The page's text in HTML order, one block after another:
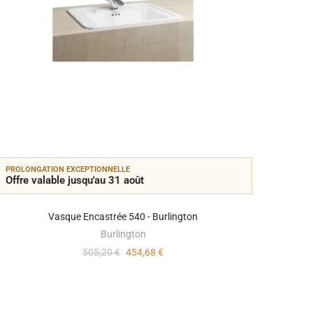
PROLONGATION EXCEPTIONNELLE
Offre valable jusqu'au 31 août
Vasque Encastrée 540 - Burlington
Burlington
505,20 € 454,68 €